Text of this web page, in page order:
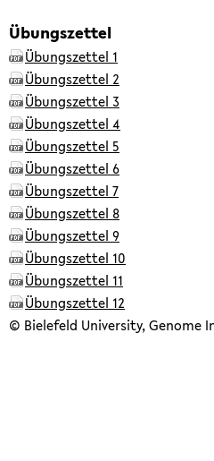
Übungszettel
Übungszettel 1
Übungszettel 2
Übungszettel 3
Übungszettel 4
Übungszettel 5
Übungszettel 6
Übungszettel 7
Übungszettel 8
Übungszettel 9
Übungszettel 10
Übungszettel 11
Übungszettel 12
© Bielefeld University, Genome